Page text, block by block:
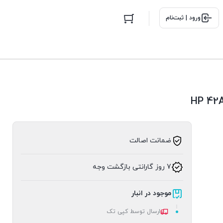
ورود | ثبت‌نام
ضمانت اصالت
7 روز گارانتی بازگشت وجه
موجود در انبار
ارسال توسط کپی تک